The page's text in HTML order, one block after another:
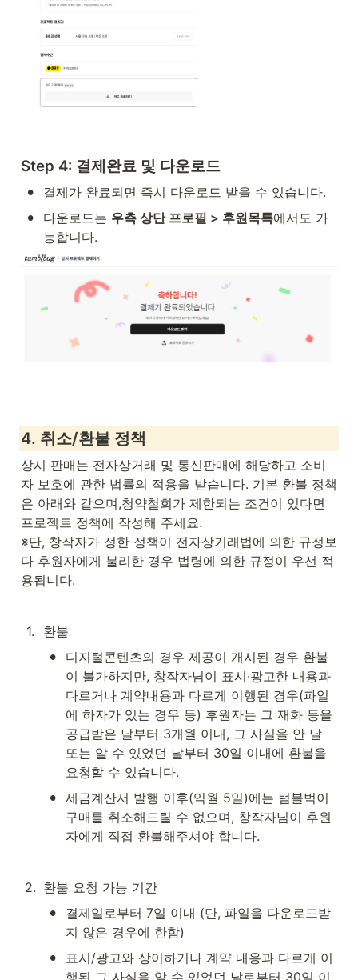
Step 4: 결제완료 및 다운로드
• 결제가 완료되면 즉시 다운로드 받을 수 있습니다.
• 다운로드는 우측 상단 프로필 > 후원목록에서도 가
능합니다.
4. 취소/환불 정책
상시 판매는 전자상거래 및 통신판매에 해당하고 소비
자 보호에 관한 법률의 적용을 받습니다. 기본 환불 정책
은 아래와 같으며,청약철회가 제한되는 조건이 있다면
프로젝트 정책에 작성해 주세요.
※단, 창작자가 정한 정책이 전자상거래법에 의한 규정보
다 후원자에게 불리한 경우 법령에 의한 규정이 우선 적
용됩니다.
1. 환불
•
디지털콘텐츠의 경우 제공이 개시된 경우 환불
이 불가하지만, 창작자님이 표시·광고한 내용과
다르거나 계약내용과 다르게 이행된 경우(파일
에 하자가 있는 경우 등) 후원자는 그 재화 등을
공급받은 날부터 3개월 이내, 그 사실을 안 날
또는 알 수 있었던 날부터 30일 이내에 환불을
요청할 수 있습니다.
• 세금계산서 발행 이후(익월 5일)에는 텀블벅이
구매를 취소해드릴 수 없으며, 창작자님이 후원
자에게 직접 환불해주셔야 합니다.
2. 환불 요청 가능 기간
•
결제일로부터 7일 이내 (단, 파일을 다운로드받
지 않은 경우에 한함)
•
표시/광고와 상이하거나 계약 내용과 다르게 이